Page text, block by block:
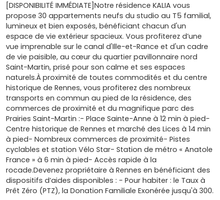
[DISPONIBILITÉ IMMÉDIATE]Notre résidence KALIA vous
propose 30 appartements neufs du studio au T5 familial,
lumineux et bien exposés, bénéficiant chacun d'un
espace de vie extérieur spacieux. Vous profiterez d’une
vue imprenable sur le canal d'Ille-et-Rance et d'un cadre
de vie paisible, au cœur du quartier pavillonnaire nord
Saint-Martin, prisé pour son calme et ses espaces
naturels.À proximité de toutes commodités et du centre
historique de Rennes, vous profiterez des nombreux
transports en commun au pied de la résidence, des
commerces de proximité et du magnifique parc des
Prairies Saint-Martin :- Place Sainte-Anne à 12 min à pied-
Centre historique de Rennes et marché des Lices à 14 min
à pied- Nombreux commerces de proximité- Pistes
cyclables et station Vélo Star- Station de métro « Anatole
France » à 6 min à pied- Accès rapide à la
rocade.Devenez propriétaire à Rennes en bénéficiant des
dispositifs d’aides disponibles : - Pour habiter : le Taux à
Prêt Zéro (PTZ), la Donation Familiale Exonérée jusqu'à 300.